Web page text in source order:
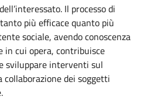
Il processo di
più efficace quanto più
sociale, avendo conoscenza
cui opera, contribuisce
sviluppare interventi sul
dei soggetti